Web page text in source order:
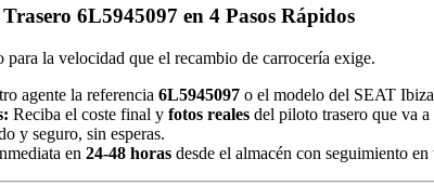
6L5945097 en 4 Pasos Rápidos
para la velocidad que el recambio de carrocería exige.
agente la referencia 6L5945097 o el modelo del SEAT
Reciba el coste final y fotos reales del piloto trasero que va a
y seguro, sin esperas.
en 24-48 horas desde el almacén con seguimiento en